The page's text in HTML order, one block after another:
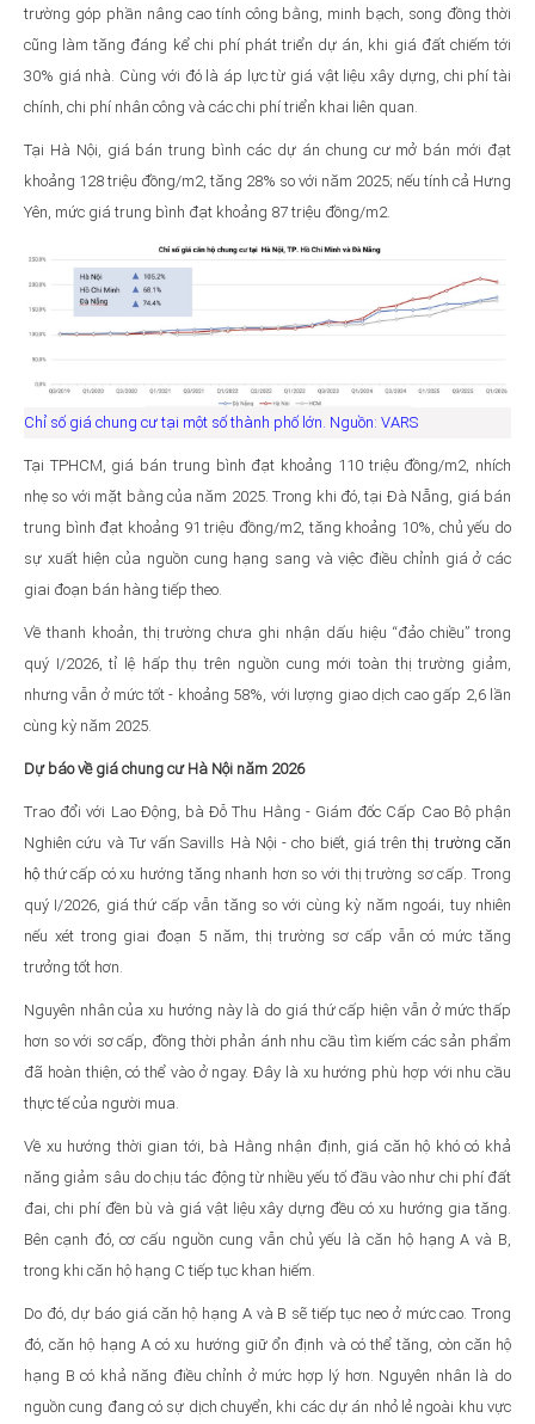
trường góp phần nâng cao tính công bằng, minh bạch, song đồng thời
cũng làm tăng đáng kể chi phí phát triển dự án, khi giá đất chiếm tới
30% giá nhà. Cùng với đó là áp lực từ giá vật liệu xây dựng, chi phí tài
chính, chi phí nhân công và các chi phí triển khai liên quan.
Tại Hà Nội, giá bán trung bình các dự án chung cư mở bán mới đạt
khoảng 128 triệu đồng/m2, tăng 28% so với năm 2025; nếu tính cả Hưng
Yên, mức giá trung bình đạt khoảng 87 triệu đồng/m2.
Chỉ số giá chung cư tại một số thành phố lớn. Nguồn: VARS
Tại TPHCM, giá bán trung bình đạt khoảng 110 triệu đồng/m2, nhích
nhẹ so với mặt bằng của năm 2025. Trong khi đó, tại Đà Nẵng, giá bán
trung bình đạt khoảng 91 triệu đồng/m2, tăng khoảng 10%, chủ yếu do
sự xuất hiện của nguồn cung hạng sang và việc điều chỉnh giá ở các
giai đoạn bán hàng tiếp theo.
Về thanh khoản, thị trường chưa ghi nhận dấu hiệu “đảo chiều” trong
quý I/2026, tỉ lệ hấp thụ trên nguồn cung mới toàn thị trường giảm,
nhưng vẫn ở mức tốt - khoảng 58%, với lượng giao dịch cao gấp 2,6 lần
cùng kỳ năm 2025.
Dự báo về giá chung cư Hà Nội năm 2026
Trao đổi với Lao Động, bà Đỗ Thu Hằng - Giám đốc Cấp Cao Bộ phận
Nghiên cứu và Tư vấn Savills Hà Nội - cho biết, giá trênthị trường căn
hộ thứ cấp có xu hướng tăng nhanh hơn so với thị trường sơ cấp. Trong
quý I/2026, giá thứ cấp vẫn tăng so với cùng kỳ năm ngoái, tuy nhiên
nếu xét trong giai đoạn 5 năm, thị trường sơ cấp vẫn có mức tăng
trưởng tốt hơn.
Nguyên nhân của xu hướng này là do giá thứ cấp hiện vẫn ở mức thấp
hơn so với sơ cấp, đồng thời phản ánh nhu cầu tìm kiếm các sản phẩm
đã hoàn thiện, có thể vào ở ngay. Đây là xu hướng phù hợp với nhu cầu
thực tế của người mua.
Về xu hướng thời gian tới, bà Hằng nhận định, giá căn hộ khó có khả
năng giảm sâu do chịu tác động từ nhiều yếu tố đầu vào như chi phí đất
đai, chi phí đền bù và giá vật liệu xây dựng đều có xu hướng gia tăng.
Bên cạnh đó, cơ cấu nguồn cung vẫn chủ yếu là căn hộ hạng A và B,
trong khi căn hộ hạng C tiếp tục khan hiếm.
Do đó, dự báo giá căn hộ hạng A và B sẽ tiếp tục neo ở mức cao. Trong
đó, căn hộ hạng A có xu hướng giữ ổn định và có thể tăng, còn căn hộ
hạng B có khả năng điều chỉnh ở mức hợp lý hơn. Nguyên nhân là do
nguồn cung đang có sự dịch chuyển, khi các dự án nhỏ lẻ ngoài khu vực